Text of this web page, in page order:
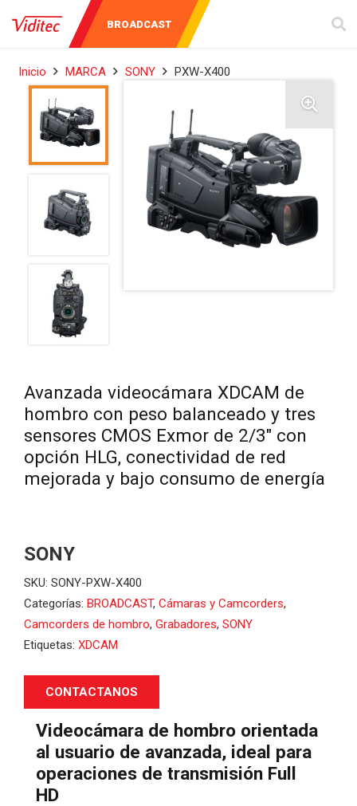
AUDIO Y
VIDEO
BROADCAST
INSTRUMENTOS
DE MEDICIÓN
Inicio MARCA SONY PXW-X400
Avanzada videocámara XDCAM de
hombro con peso balanceado y tres
sensores CMOS Exmor de 2/3″ con
opción HLG, conectividad de red
mejorada y bajo consumo de energía
SONY
SKU: SONY-PXW-X400
Categorías: BROADCAST, Cámaras y Camcorders,
Camcorders de hombro, Grabadores, SONY
Etiquetas: XDCAM
CONTACTANOS
Videocámara de hombro orientada
al usuario de avanzada, ideal para
operaciones de transmisión Full
HD